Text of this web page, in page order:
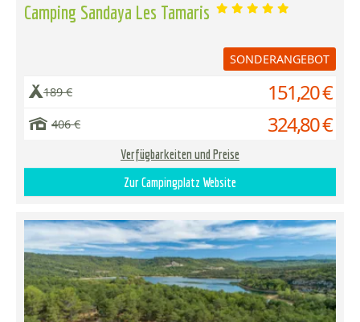
Camping Sandaya Les Tamaris
SONDERANGEBOT
189 € 151,20 €
406 € 324,80 €
Verfügbarkeiten und Preise
Zur Campingplatz Website